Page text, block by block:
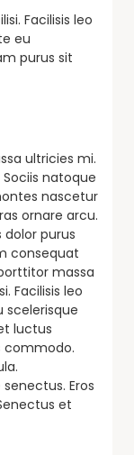
Facilisis leo
eu
purus sit
ultricies mi.
natoque
nascetur
ornare arcu.
purus
consequat
massa
Facilisis leo
scelerisque
luctus
commodo.
Eros
et